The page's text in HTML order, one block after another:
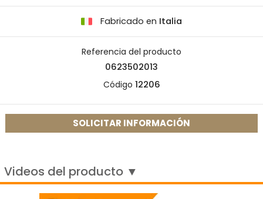
Fabricado en Italia
Referencia del producto
0623502013
Código 12206
SOLICITAR INFORMACIÓN
Videos del producto ▼